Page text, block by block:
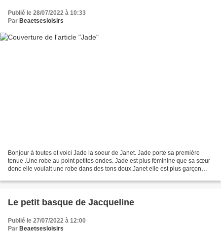
Publié le 28/07/2022 à 10:33
Par Beaetsesloisirs
Bonjour à toutes et voici Jade la soeur de Janet. Jade porte sa première
tenue .Une robe au point petites ondes. Jade est plus féminine que sa sœur
donc elle voulait une robe dans des tons doux.Janet elle est plus garçon
Le petit basque de Jacqueline
Publié le 27/07/2022 à 12:00
Par Beaetsesloisirs